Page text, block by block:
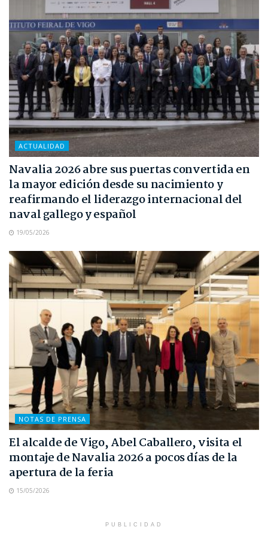
ACTUALIDAD
Navalia 2026 abre sus puertas convertida en
la mayor edición desde su nacimiento y
reafirmando el liderazgo internacional del
naval gallego y español
19/05/2026
NOTAS DE PRENSA
El alcalde de Vigo, Abel Caballero, visita el
montaje de Navalia 2026 a pocos días de la
apertura de la feria
15/05/2026
PUBLICIDAD